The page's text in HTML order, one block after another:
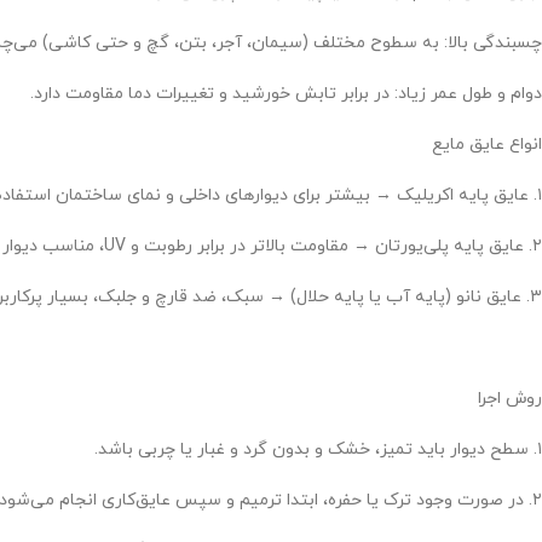
چسبندگی بالا: به سطوح مختلف (سیمان، آجر، بتن، گچ و حتی کاشی)
دوام و طول عمر زیاد: در برابر تابش خورشید و تغییرات دما مقاومت دارد.
انواع عایق مایع
۱. عایق پایه اکریلیک → بیشتر برای دیوارهای داخلی و نمای ساختمان استفاده می‌شود.
۲. عایق پایه پلی‌یورتان → مقاومت بالاتر در برابر رطوبت و UV، مناسب دیوار خارجی.
۳. عایق نانو (پایه آب یا پایه حلال) → سبک، ضد قارچ و جلبک، بسیار پرکاربرد در نما.
روش اجرا
۱. سطح دیوار باید تمیز، خشک و بدون گرد و غبار یا چربی باشد.
۲. در صورت وجود ترک یا حفره، ابتدا ترمیم و سپس عایق‌کاری انجام می‌شود.